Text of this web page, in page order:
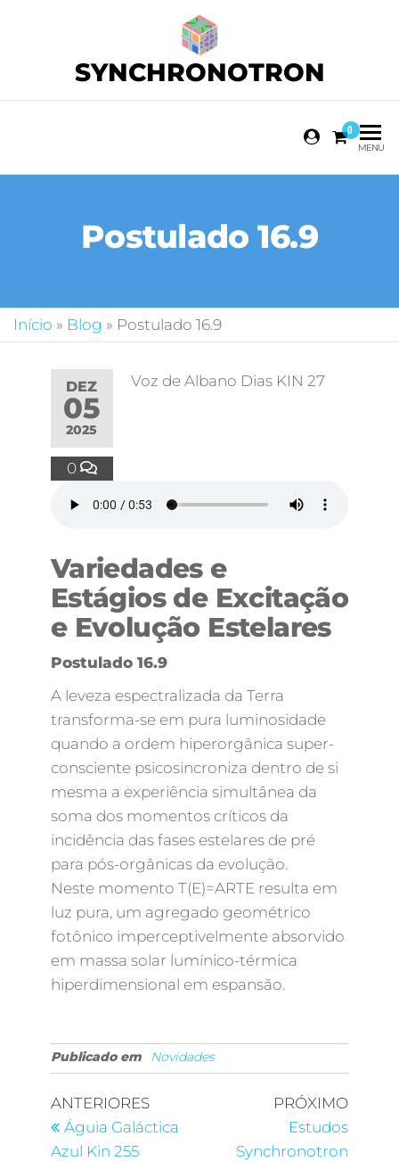
SYNCHRONOTRON
0
MENU
Postulado 16.9
Início » Blog » Postulado 16.9
DEZ
05
2025
0
Voz de Albano Dias KIN 27
Variedades e
Estágios de Excitação
e Evolução Estelares
Postulado 16.9
A leveza espectralizada da Terra
transforma-se em pura luminosidade
quando a ordem hiperorgânica super-
consciente psicosincroniza dentro de si
mesma a experiência simultânea da
soma dos momentos críticos da
incidência das fases estelares de pré
para pós-orgânicas da evolução.
Neste momento T(E)=ARTE resulta em
luz pura, um agregado geométrico
fotônico imperceptivelmente absorvido
em massa solar lumínico-térmica
hiperdimensional em espansão.
Publicado em Novidades
ANTERIORES
Águia Galáctica
Azul Kin 255
PRÓXIMO
Estudos
Synchronotron